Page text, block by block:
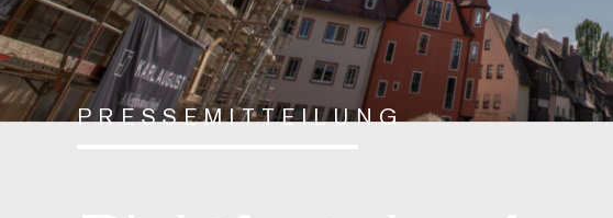
PRESSEMITTEILUNG